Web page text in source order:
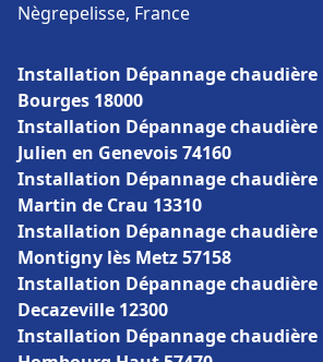
Nègrepelisse, France
Installation Dépannage chaudière
Bourges 18000
Installation Dépannage chaudière
Julien en Genevois 74160
Installation Dépannage chaudière
Martin de Crau 13310
Installation Dépannage chaudière
Montigny lès Metz 57158
Installation Dépannage chaudière
Decazeville 12300
Installation Dépannage chaudière